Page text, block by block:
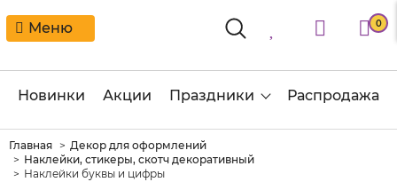
Меню 0
Новинки Акции Праздники Распродажа
Главная
Декор для оформлений
Наклейки, стикеры, скотч декоративный
Наклейки буквы и цифры